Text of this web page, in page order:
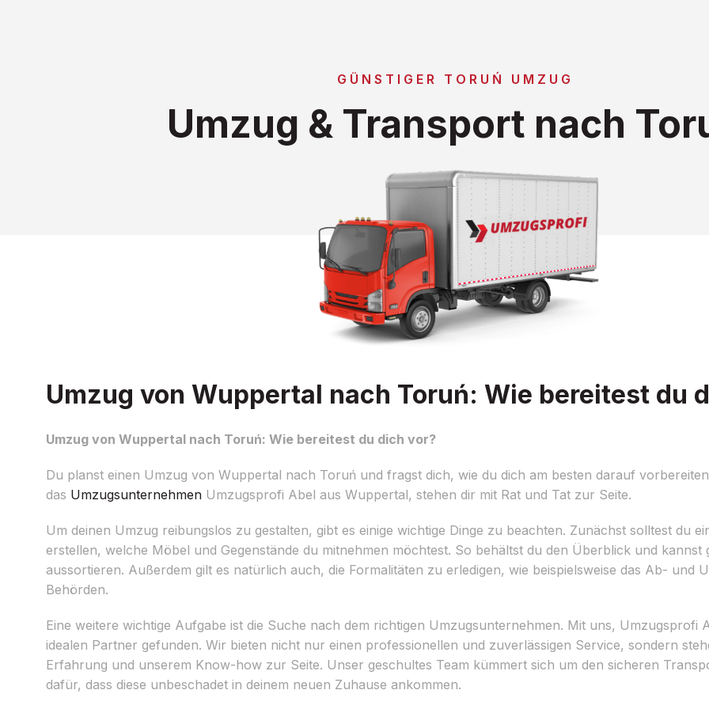
GÜNSTIGER TORUŃ UMZUG
Umzug & Transport nach
Umzug von Wuppertal nach Toruń: Wie bereitest du
Umzug von Wuppertal nach Toruń: Wie bereitest du dich vor?
Du planst einen Umzug von Wuppertal nach Toruń und fragst dich, wie du dich am besten darauf
das Umzugsunternehmen Umzugsprofi Abel aus Wuppertal, stehen dir mit Rat und Tat zur Seite.
Um deinen Umzug reibungslos zu gestalten, gibt es einige wichtige Dinge zu beachten. Zunächst solltest du
erstellen, welche Möbel und Gegenstände du mitnehmen möchtest. So behältst du den Überblick und kannst
aussortieren. Außerdem gilt es natürlich auch, die Formalitäten zu erledigen, wie beispielsweise das Ab- und
Behörden.
Eine weitere wichtige Aufgabe ist die Suche nach dem richtigen Umzugsunternehmen. Mit uns, Umzugsprofi
idealen Partner gefunden. Wir bieten nicht nur einen professionellen und zuverlässigen Service, sondern
Erfahrung und unserem Know-how zur Seite. Unser geschultes Team kümmert sich um den sicheren
dafür, dass diese unbeschadet in deinem neuen Zuhause ankommen.